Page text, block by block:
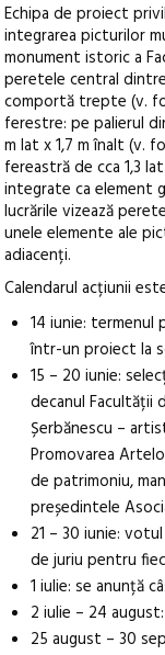
Echipa de proiect
integrarea picturilor
monument istoric a
peretele central
comportă trepte (v.
ferestre: pe palierul
m lat x 1,7 m înalt (v.
fereastră de cca 1,3
integrate ca element
lucrările vizează
unele elemente ale
adiacenți.
Calendarul acțiunii
14 iunie:
într-un proiect la
15 – 20 iunie:
decanul Facultății
Șerbănescu –
Promovarea
de patrimoniu,
președintele
21 – 30 iunie:
de juriu pentru
1 iulie: se anunță
2 iulie – 24
25 august – 30